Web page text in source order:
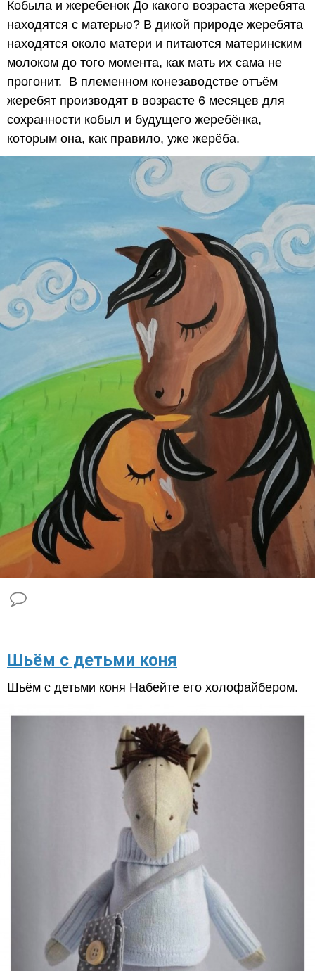
Кобыла и жеребенок До какого возраста жеребята
находятся с матерью? В дикой природе жеребята
находятся около матери и питаются материнским
молоком до того момента, как мать их сама не
прогонит. В племенном конезаводстве отъём
жеребят производят в возрасте 6 месяцев для
сохранности кобыл и будущего жеребёнка,
которым она, как правило, уже жерёба.
Шьём с детьми коня
Шьём с детьми коня Набейте его холофайбером.